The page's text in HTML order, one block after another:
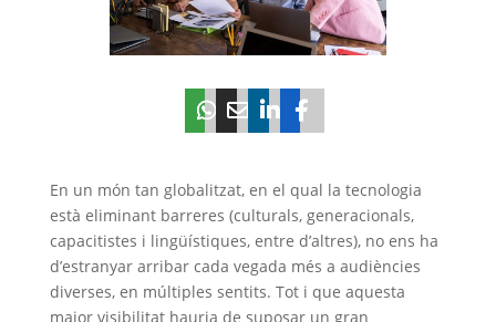
En un món tan globalitzat, en el qual la tecnologia
està eliminant barreres (culturals, generacionals,
capacitistes i lingüístiques, entre d’altres), no ens ha
d’estranyar arribar cada vegada més a audiències
diverses, en múltiples sentits. Tot i que aquesta
major visibilitat hauria de suposar un gran